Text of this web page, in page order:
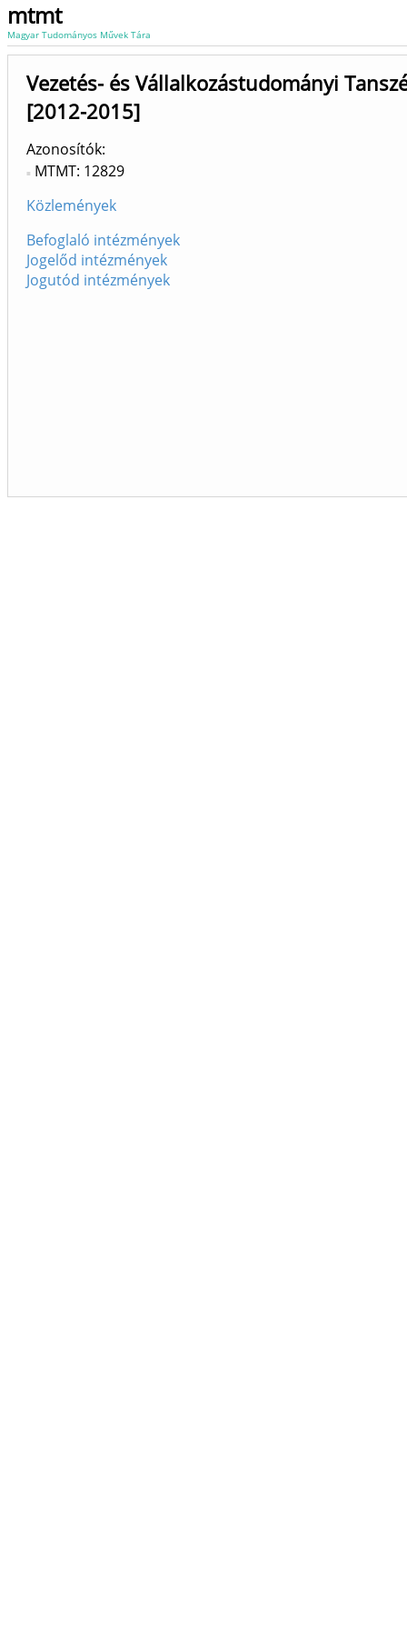
mtmt
Magyar Tudományos Művek Tára
Vezetés- és Vállalkozástudományi
[2012-2015]
Azonosítók
MTMT: 12829
Közlemények
Befoglaló intézmények
Jogelőd intézmények
Jogutód intézmények